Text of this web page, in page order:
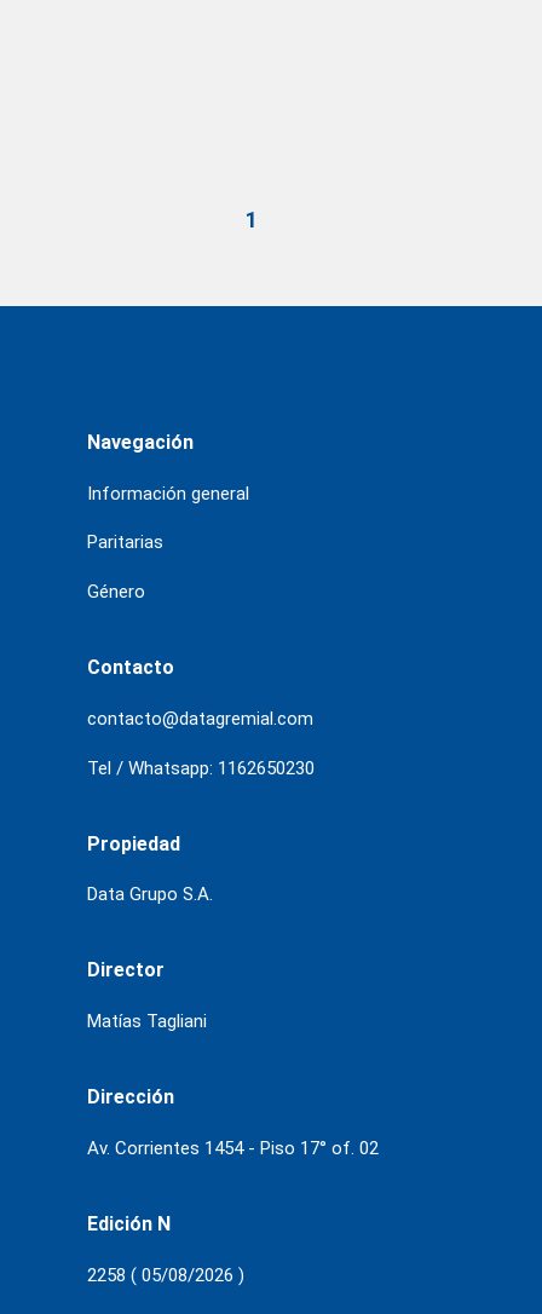
1
Navegación
Información general
Paritarias
Género
Contacto
contacto@datagremial.com
Tel / Whatsapp: 1162650230
Propiedad
Data Grupo S.A.
Director
Matías Tagliani
Dirección
Av. Corrientes 1454 - Piso 17° of. 02
Edición N
2258 ( 05/08/2026 )